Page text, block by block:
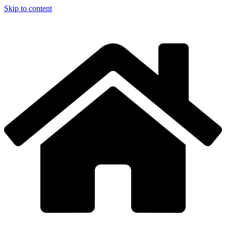
Skip to content